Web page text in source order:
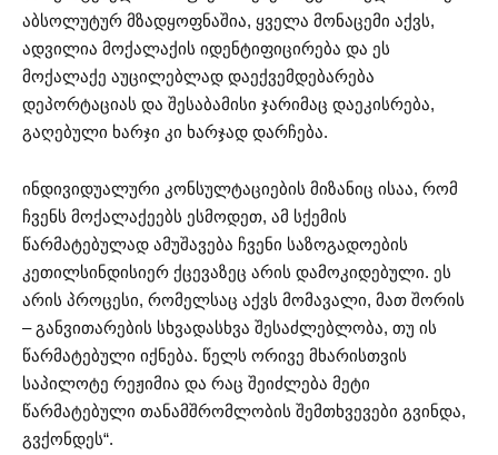
აბსოლუტურ მზადყოფნაშია, ყველა მონაცემი აქვს,
ადვილია მოქალაქის იდენტიფიცირება და ეს
მოქალაქე აუცილებლად დაექვემდებარება
დეპორტაციას და შესაბამისი ჯარიმაც დაეკისრება,
გაღებული ხარჯი კი ხარჯად დარჩება.
ინდივიდუალური კონსულტაციების მიზანიც ისაა, რომ
ჩვენს მოქალაქეებს ესმოდეთ, ამ სქემის
წარმატებულად ამუშავება ჩვენი საზოგადოების
კეთილსინდისიერ ქცევაზეც არის დამოკიდებული. ეს
არის პროცესი, რომელსაც აქვს მომავალი, მათ შორის
– განვითარების სხვადასხვა შესაძლებლობა, თუ ის
წარმატებული იქნება. წელს ორივე მხარისთვის
საპილოტე რეჟიმია და რაც შეიძლება მეტი
წარმატებული თანამშრომლობის შემთხვევები გვინდა,
გვქონდეს“.